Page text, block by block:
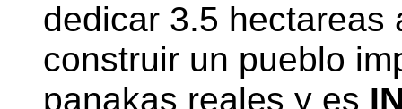
dedicar 3.5 hectareas
construir un pueblo
panakas reales y es